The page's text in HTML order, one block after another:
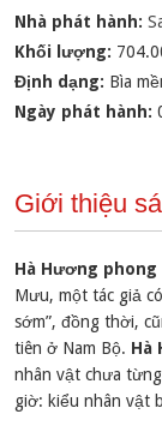
Nhà phát hành:
Khối lượng:
Định dạng: Bìa
Ngày phát hành:
Giới thiệu
Hà Hương
Mưu, một tác giả
sớm”, đồng thời,
tiên ở Nam Bộ. Hà
nhân vật chưa
giờ: kiểu nhân vật